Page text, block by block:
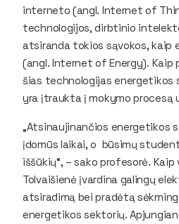
interneto (angl. Internet of
technologijos, dirbtinio
atsiranda tokios sąvokos, kaip
(angl. Internet of Energy).
šias technologijas energetikos
yra įtraukta į mokymo procesą
„Atsinaujinančios energetikos
įdomūs laikai, o būsimų
iššūkių“, – sako profesorė. Kaip
Tolvaišienė įvardina galingų
atsiradimą bei pradėtą
energetikos sektorių.